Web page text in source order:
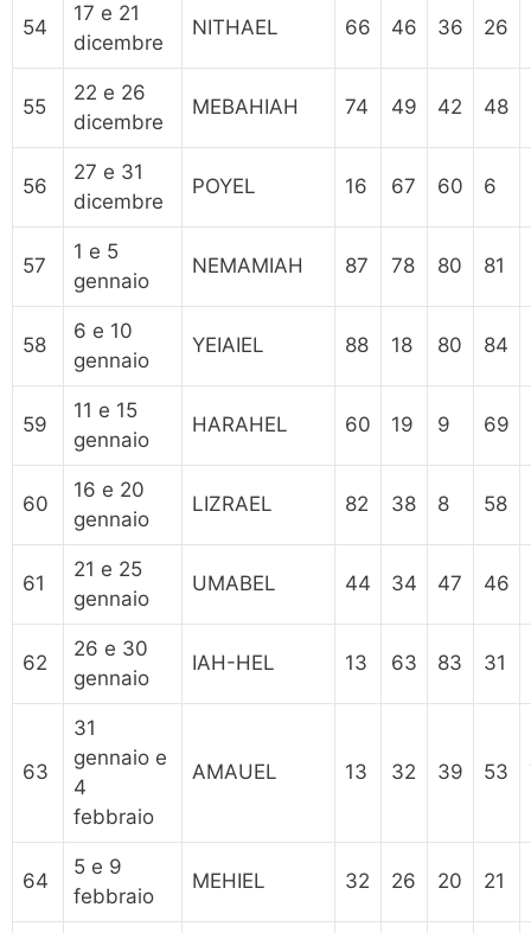
54
17 e 21
dicembre
NITHAEL 66 46 36 26
55
22 e 26
dicembre
MEBAHIAH 74 49 42 48
56
27 e 31
dicembre
POYEL 16 67 60 6
57
1 e 5
gennaio
NEMAMIAH 87 78 80 81
58
6 e 10
gennaio
YEIAIEL 88 18 80 84
59
11 e 15
gennaio
HARAHEL 60 19 9 69
60
16 e 20
gennaio
LIZRAEL 82 38 8 58
61
21 e 25
gennaio
UMABEL 44 34 47 46
62
26 e 30
gennaio
IAH-HEL 13 63 83 31
63
31
gennaio e
4
febbraio
AMAUEL 13 32 39 53
64
5 e 9
febbraio
MEHIEL 32 26 20 21